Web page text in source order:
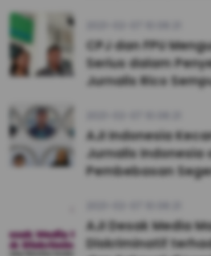
CPJ dan FPU
Serius dalam
Jurnalis Rico
AJI Indonesia
Jurnalis Indonesia
Pembebasan
AJI Desak Media
Diskriminatif